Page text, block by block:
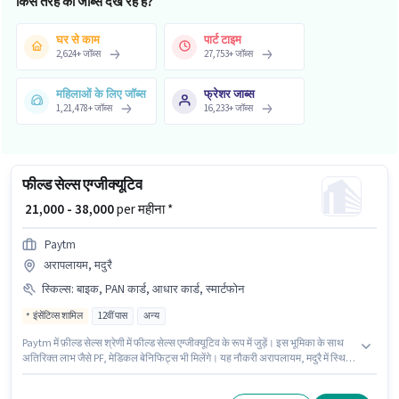
घर से काम
2,624+जॉब्स
पार्ट टाइम
27,753+जॉब्स
महिलाओं के लिए जॉब्स
1,21,478+जॉब्स
फ्रेशर जाब्स
16,233+जॉब्स
फील्ड सेल्स एग्जीक्यूटिव
₹ 21,000 - 38,000per महीना *
Paytm
अरापलायम, मदुरै
स्किल्स: बाइक, PAN कार्ड, आधार कार्ड, स्मार्टफोन
इंसेंटिव्स शामिल 12वीं पास अन्य
Paytm में फ़ील्ड सेल्स श्रेणी में फील्ड सेल्स एग्जीक्यूटिव के रूप में जुड़ें। इस भूमिका के साथ
अतिरिक्त लाभ जैसे PF, मेडिकल बेनिफिट्स भी मिलेंगे। यह नौकरी अरापलायम, मदुरै में स्थित